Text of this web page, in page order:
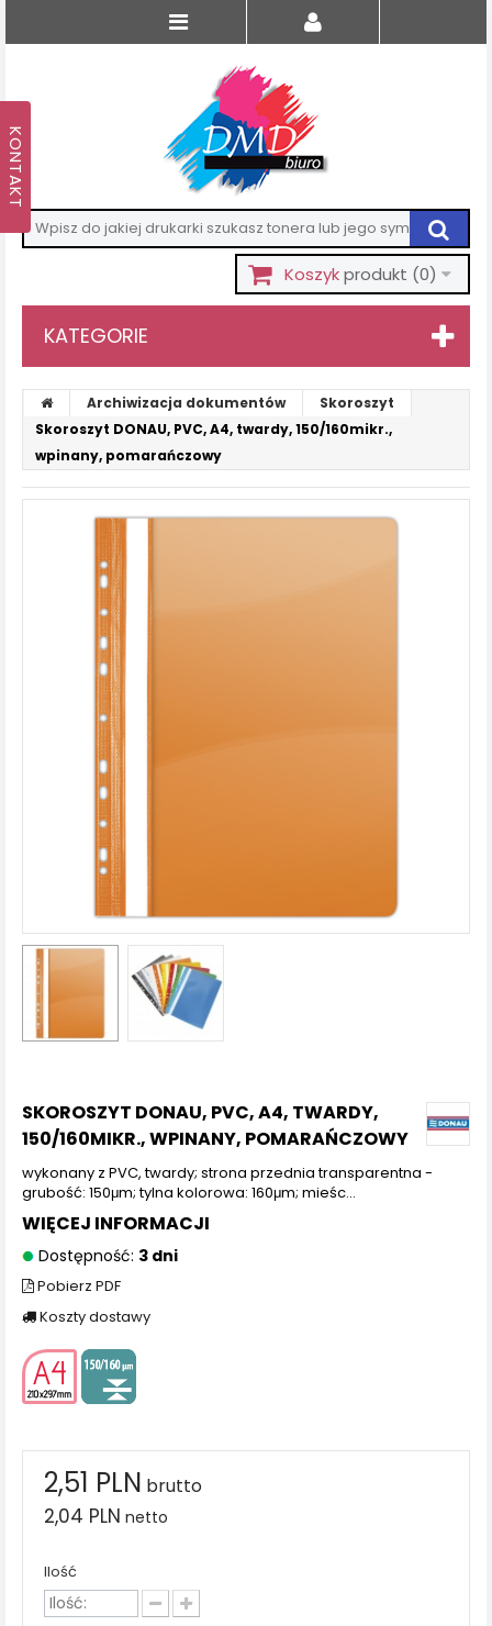
Koszykprodukt (0)
KATEGORIE
Archiwizacja dokumentów
Skoroszyt
Skoroszyt DONAU, PVC, A4, twardy, 150/160mikr.,
wpinany, pomarańczowy
SKOROSZYT DONAU, PVC, A4, TWARDY,
150/160MIKR., WPINANY, POMARAŃCZOWY
wykonany z PVC, twardy; strona przednia transparentna -
grubość: 150μm; tylna kolorowa: 160μm; mieśc...
WIĘCEJ INFORMACJI
Dostępność: 3 dni
Pobierz PDF
Koszty dostawy
2,51 PLN brutto
2,04 PLN netto
Ilość